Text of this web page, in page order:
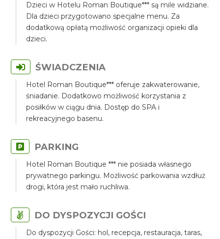
Dzieci w Hotelu Roman Boutique*** są mile widziane.
Dla dzieci przygotowano specjalne menu. Za
dodatkową opłatą możliwość organizacji opieki dla
dzieci.
ŚWIADCZENIA
Hotel Roman Boutique*** oferuje zakwaterowanie,
śniadanie. Dodatkowo możliwość korzystania z
posiłków w ciągu dnia. Dostęp do SPA i
rekreacyjnego basenu.
PARKING
Hotel Roman Boutique *** nie posiada własnego
prywatnego parkingu. Możliwość parkowania wzdłuż
drogi, która jest mało ruchliwa.
DO DYSPOZYCJI GOŚCI
Do dyspozycji Gości: hol, recepcja, restauracja, taras,